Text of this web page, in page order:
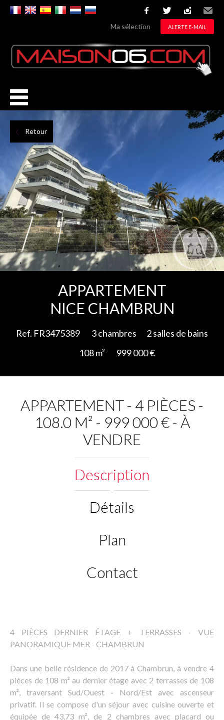
facebooktwitterinstagram
Email
Ma sélection ALERTE E-MAIL
Retour
APPARTEMENT
NICE CHAMBRUN
Ref. FR3475389 3 chambres
2 salles de bains
108 m²
999 000 €
APPARTEMENT - 4 PIÈCES -
108.0 M² - 999 000 € - À
VENDRE
Description
Détails
Plan
Contact
4 PIÈCES DERNIER ÉTAGE + TERRASSES - VUE
PANORAMIQUE MER - CHAMBRUN
Dans une belle résidence de 2017 à Chambrun, à vendre 4
pièces de 108 m² au dernier étage avec 2 terrasses de 108
m², traversant Sud/Ouest - Nord/Est avec ascenseur
privatif. Il se compose d'un séjour avec cuisine ouverte et
équipée de 43,73 m², de 2 chambres avec placard ou